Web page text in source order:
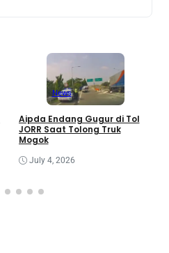
News
Aipda Endang Gugur di Tol
JORR Saat Tolong Truk
Mogok
July 4, 2026